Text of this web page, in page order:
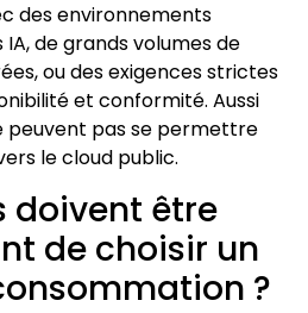
des environnements
de grands volumes de
ou des exigences strictes
et conformité. Aussi
peuvent pas se permettre
le cloud public.
doivent être
de choisir un
?